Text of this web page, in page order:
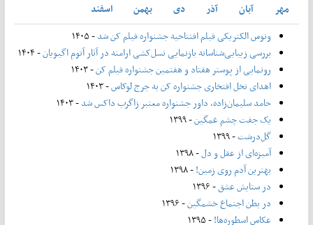
مهر
آبان آذر دی بهمن
اسفند
ونوس الکتریکی فیلم افتتاحیه جشنواره فیلم کن شد- ۱۴۰۵
بررسی زیبایی‌شناسانه بازنمایی نسل‌کشی ارامنه در آثار آتوم اگیویان- ۱۴۰۴
رونمایی از پوستر هفتاد و هفتمین جشنواره فیلم کن- ۱۴۰۳
اهدای نخل افتخاری جشنواره کن به جرج لوکاس- ۱۴۰۳
حامد سلیمان‌زاده، داور جشنواره معتبر زاگرب داکس شد- ۱۴۰۳
یک جفت چشم غمگین- ۱۳۹۹
گل‌درشت- ۱۳۹۹
آمیزه‌ای از عقل و دل- ۱۳۹۸
بهترین آدم روی زمین!- ۱۳۹۸
در ستایش عشق- ۱۳۹۶
در بطن اجتماع خشمگین- ۱۳۹۶
عکاس اسطوره‌ها!- ۱۳۹۵